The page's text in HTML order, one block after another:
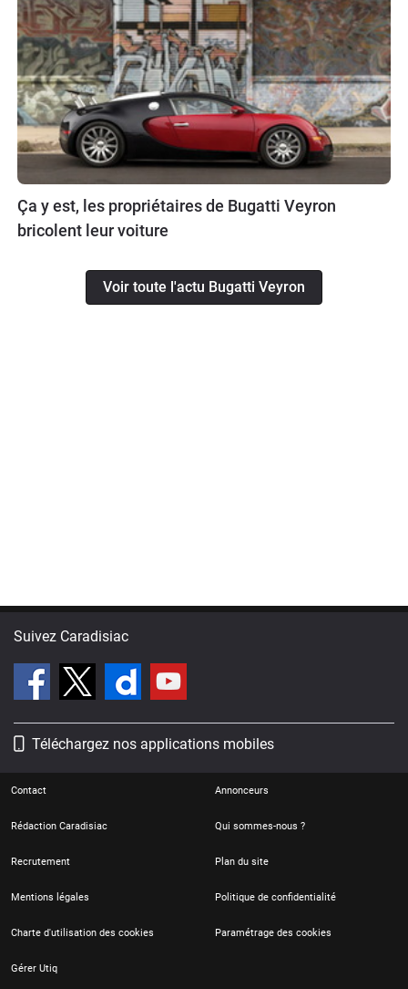
Ça y est, les propriétaires de Bugatti Veyron
bricolent leur voiture
Voir toute l'actu Bugatti Veyron
Suivez Caradisiac
Téléchargez nos applications mobiles
Contact Annonceurs
Rédaction Caradisiac Qui sommes-nous ?
Recrutement Plan du site
Mentions légales Politique de confidentialité
Charte d'utilisation des cookies Paramétrage des cookies
Gérer Utiq